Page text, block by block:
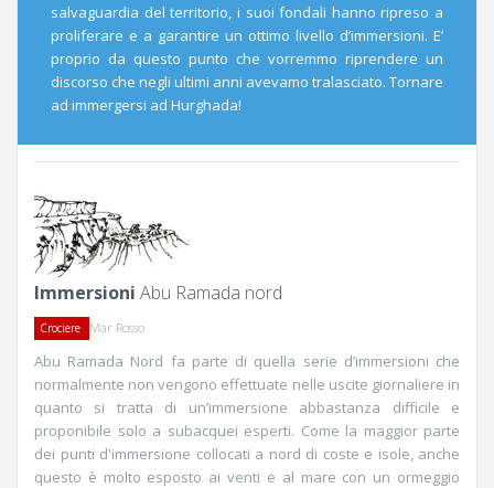
salvaguardia del territorio, i suoi fondali hanno ripreso a
proliferare e a garantire un ottimo livello d’immersioni. E’
proprio da questo punto che vorremmo riprendere un
discorso che negli ultimi anni avevamo tralasciato. Tornare
ad immergersi ad Hurghada!
Immersioni Abu Ramada nord
Crociere Mar Rosso
Abu Ramada Nord fa parte di quella serie d’immersioni che
normalmente non vengono effettuate nelle uscite giornaliere in
quanto si tratta di un’immersione abbastanza difficile e
proponibile solo a subacquei esperti. Come la maggior parte
dei punti d'immersione collocati a nord di coste e isole, anche
questo è molto esposto ai venti e al mare con un ormeggio